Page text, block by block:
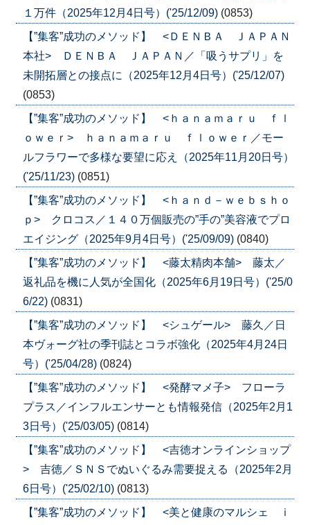
１万件（2025年12月4日号）('25/12/09) (0853)
【”集客”成功のメソッド】 <ＤＥＮＢＡ ＪＡＰＡＮ
本社> ＤＥＮＢＡ ＪＡＰＡＮ／「吸うサプリ」を
未開拓層との接点に（2025年12月4日号）('25/12/07)
(0853)
【”集客”成功のメソッド】 <ｈａｎａｍａｒｕ ｆｌ
ｏｗｅｒ> ｈａｎａｍａｒｕ ｆｌｏｗｅｒ／モー
ルフラワーで多様な要望に応え（2025年11月20日号）
('25/11/23) (0851)
【”集客”成功のメソッド】 <ｈａｎｄ－ｗｅｂｓｈｏ
ｐ> クロコス／１４０万個販売の”手の”美容液でプロ
エイジング（2025年9月4日号）('25/09/09) (0840)
【”集客”成功のメソッド】 <藤太精肉本舗> 藤太／
返礼品を機に人気が全国化（2025年6月19日号）('25/0
6/22) (0831)
【”集客”成功のメソッド】 <シュゲール> 藤久／日
本ヴォーグ社の季刊誌とコラボ強化（2025年4月24日
号）('25/04/28) (0824)
【”集客”成功のメソッド】 <発酵マメ子> フローラ
プラス／インフルエンサーとも情報発信（2025年2月1
3日号）('25/03/05) (0814)
【”集客”成功のメソッド】 <吉徳オンラインショップ
> 吉徳／ＳＮＳでぬいぐるみ需要捉える（2025年2月
6日号）('25/02/10) (0813)
【”集客”成功のメソッド】 <美と健康のマルシェ ｉ